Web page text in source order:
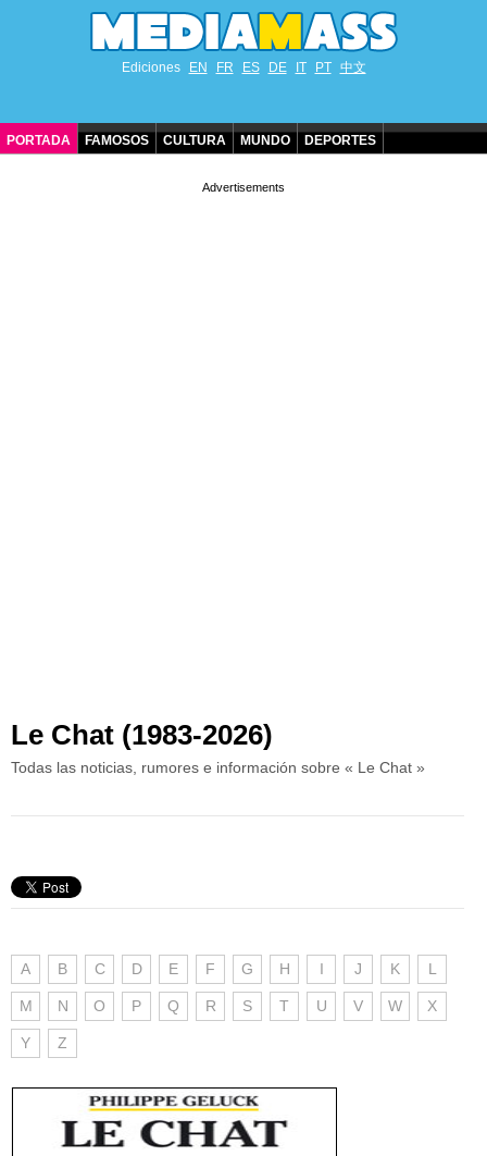
Ediciones EN FR ES DE IT PT 中文
PORTADA FAMOSOS CULTURA MUNDO DEPORTES
Le Chat (1983-2026)
Todas las noticias, rumores e información sobre « Le Chat »
A B C D E F G H I J K L
M N O P Q R S T U V W X
Y Z